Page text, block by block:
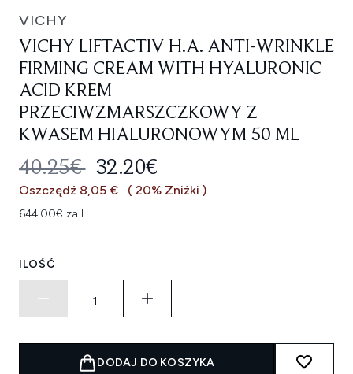
VICHY
VICHY LIFTACTIV H.A. ANTI-WRINKLE
FIRMING CREAM WITH HYALURONIC
ACID KREM
PRZECIWZMARSZCZKOWY Z
KWASEM HIALURONOWYM 50 ML
SUGEROWANA CENA
40.25€ AKTUALNA CENA:
32.20€
Oszczędź 8,05 € ( 20% Zniżki )
644.00€ za L
ILOŚĆ
DODAJ DO KOSZYKA